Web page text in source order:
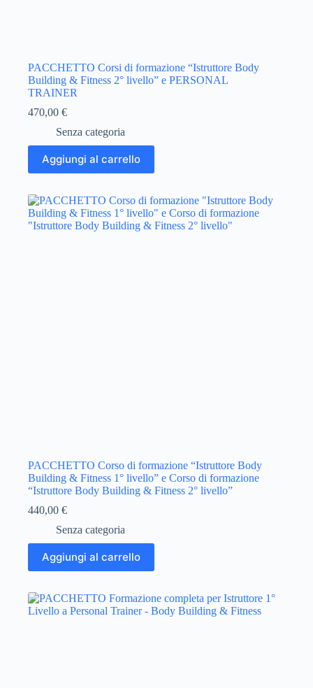
PACCHETTO Corsi di formazione “Istruttore Body
Building & Fitness 2° livello” e PERSONAL
TRAINER
470,00 €
Senza categoria
Aggiungi al carrello
PACCHETTO Corso di formazione “Istruttore Body
Building & Fitness 1° livello” e Corso di formazione
“Istruttore Body Building & Fitness 2° livello”
440,00 €
Senza categoria
Aggiungi al carrello